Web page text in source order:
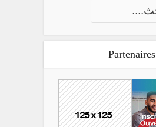
Partenaires